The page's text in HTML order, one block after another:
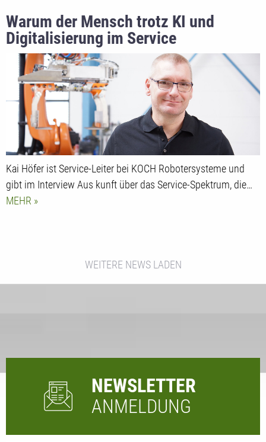
Warum der Mensch trotz KI und
Digitalisierung im Service
unverzichtbar bleibt
Kai Höfer ist Service-Leiter bei KOCH Robotersysteme und
gibt im Interview Aus kunft über das Service-Spektrum, die…
MEHR
WEITERE NEWS LADEN
NEWSLETTER
ANMELDUNG